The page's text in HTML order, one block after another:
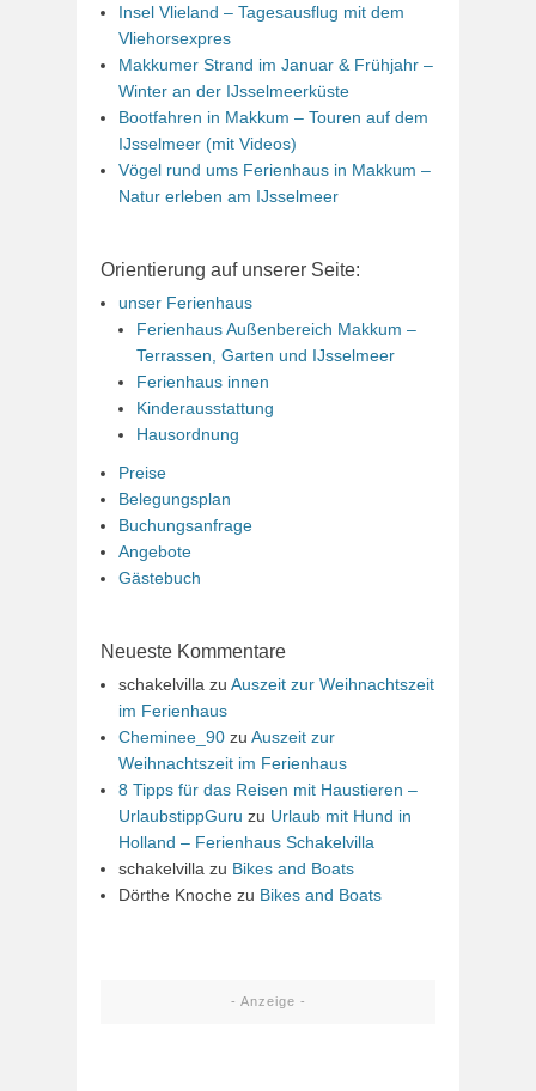
Insel Vlieland – Tagesausflug mit dem
Vliehorsexpres
Makkumer Strand im Januar & Frühjahr –
Winter an der IJsselmeerküste
Bootfahren in Makkum – Touren auf dem
IJsselmeer (mit Videos)
Vögel rund ums Ferienhaus in Makkum –
Natur erleben am IJsselmeer
Orientierung auf unserer Seite:
unser Ferienhaus
Ferienhaus Außenbereich Makkum –
Terrassen, Garten und IJsselmeer
Ferienhaus innen
Kinderausstattung
Hausordnung
Preise
Belegungsplan
Buchungsanfrage
Angebote
Gästebuch
Neueste Kommentare
schakelvilla zu Auszeit zur Weihnachtszeit
im Ferienhaus
Cheminee_90 zu Auszeit zur
Weihnachtszeit im Ferienhaus
8 Tipps für das Reisen mit Haustieren –
UrlaubstippGuru zu Urlaub mit Hund in
Holland – Ferienhaus Schakelvilla
schakelvilla zu Bikes and Boats
Dörthe Knoche zu Bikes and Boats
- Anzeige -